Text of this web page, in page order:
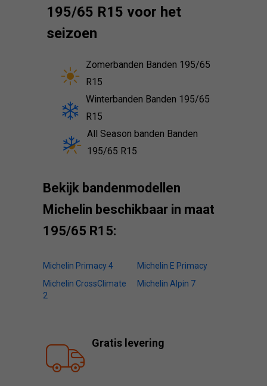
195/65 R15 voor het
seizoen
Zomerbanden Banden 195/65
R15
Winterbanden Banden 195/65
R15
All Season banden Banden
195/65 R15
Bekijk bandenmodellen
Michelin beschikbaar in maat
195/65 R15:
Michelin Primacy 4
Michelin CrossClimate
2
Michelin E Primacy
Michelin Alpin 7
Gratis levering